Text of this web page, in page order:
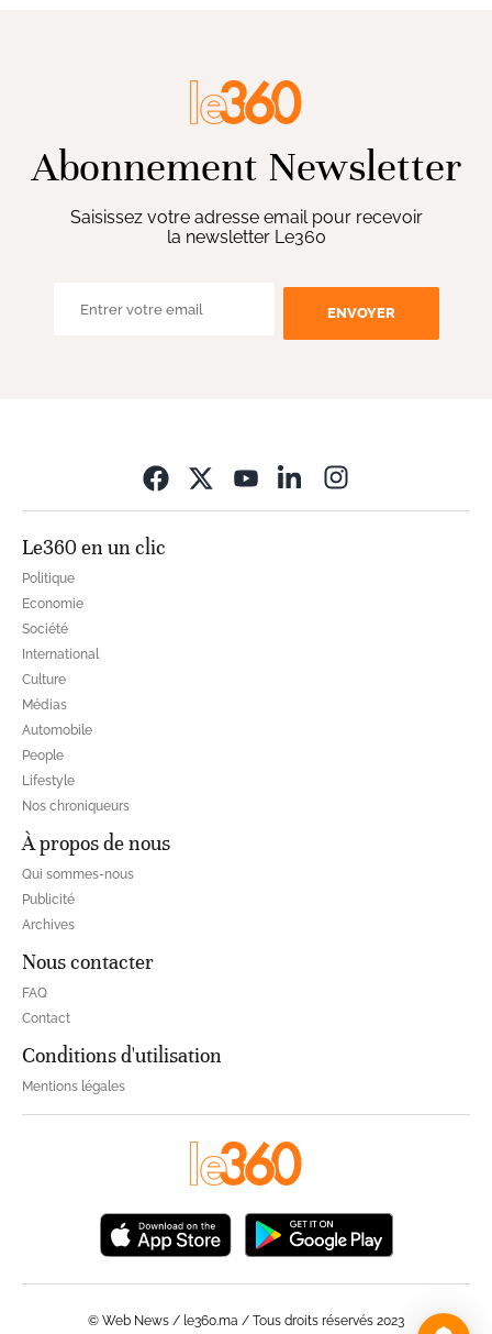
Abonnement Newsletter
Saisissez votre adresse email pour recevoir
la newsletter Le360
ENVOYER
Le360 en un clic
Politique
Economie
Société
International
Culture
Médias
Automobile
People
Lifestyle
Nos chroniqueurs
À propos de nous
Qui sommes-nous
Publicité
Archives
Nous contacter
FAQ
Contact
Conditions d'utilisation
Mentions légales
© Web News / le360.ma / Tous droits réservés 2023